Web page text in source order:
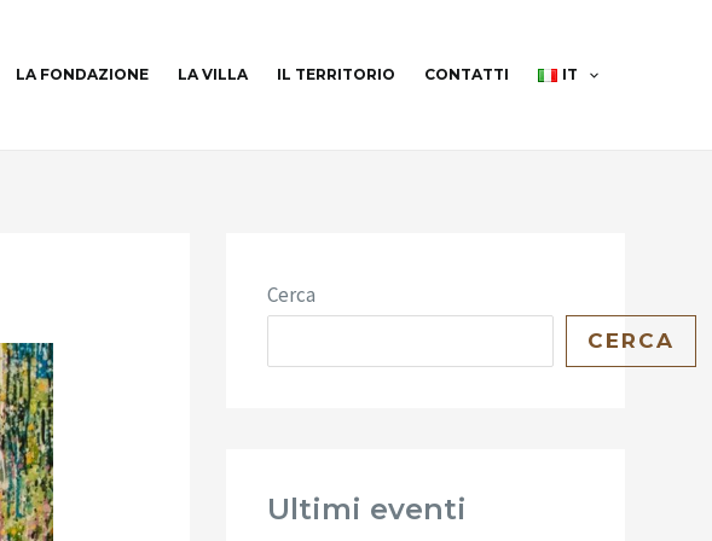
LA FONDAZIONE LA VILLA IL TERRITORIO CONTATTI IT
Cerca
CERCA
Ultimi eventi